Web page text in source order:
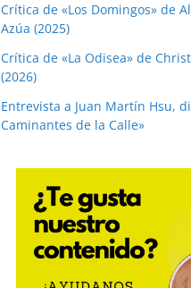
Crítica de «Los Domingos» de
Azúa (2025)
Crítica de «La Odisea» de
(2026)
Entrevista a Juan Martín Hsu,
Caminantes de la Calle»